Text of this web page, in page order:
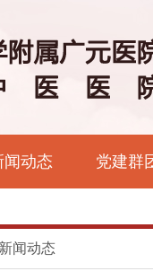
闻动态 党建群
闻动态